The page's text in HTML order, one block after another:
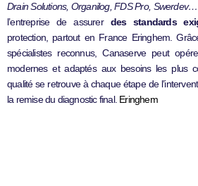
Drain Solutions, Organilog, FDS Pro, Swerdev…
l’entreprise de assurer des standards
protection, partout en France Eringhem.
spécialistes reconnus, Canaserve peut
modernes et adaptés aux besoins les plus
qualité se retrouve à chaque étape de
la remise du diagnostic final. Eringhem